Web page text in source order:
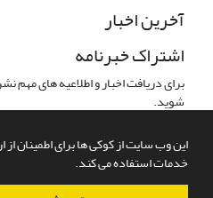
این وب سایت از کوکی ها برای اطمینان از
خدمات استفاده می کند.
آخرین اخبار
اشتراک خبرنامه
برای دریافت اخبار و اطلاعیه های مهم
شوید.